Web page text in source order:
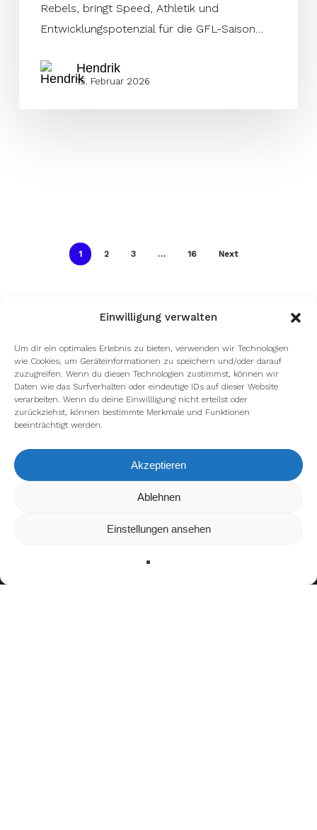
Einwilligung verwalten
Um dir ein optimales Erlebnis zu bieten, verwenden wir Technologien
wie Cookies, um Geräteinformationen zu speichern und/oder darauf
zuzugreifen. Wenn du diesen Technologien zustimmst, können wir
Daten wie das Surfverhalten oder eindeutige IDs auf dieser Website
verarbeiten. Wenn du deine Einwillligung nicht erteilst oder
zurückziehst, können bestimmte Merkmale und Funktionen
beeinträchtigt werden.
Akzeptieren
Ablehnen
Einstellungen ansehen
Rebels, bringt Speed, Athletik und
Entwicklungspotenzial für die GFL-Saison…
Hendrik
15. Februar 2026
1 2 3 … 16 Next
Wir verwenden Cookies, um dir die bestmögliche Erfahrung auf
kannst du erfahren, welche Cookies wir
verwenden oder sie ausschalten.